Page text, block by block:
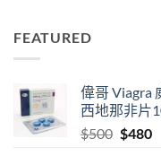
FEATURED
偉哥 Viagra
西地那非片
$500 Original
$480